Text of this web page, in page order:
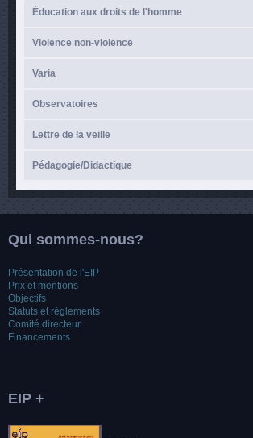
Éducation aux droits de l'homme
Violence non-violence
Varia
Observatoires
Lettre de la veille
Pédagogie/Didactique
Qui sommes-nous?
Présentation de l'EIP
Prix et mentions
Objectifs
Statuts et règlements
Comité directeur
Financements
EIP +